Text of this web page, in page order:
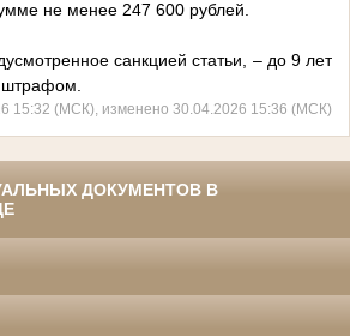
не менее 247 600 рублей.
санкцией статьи, – до 9 лет
15:32 (МСК), изменено 30.04.2026 15:36 (МСК)
ДОКУМЕНТОВ В